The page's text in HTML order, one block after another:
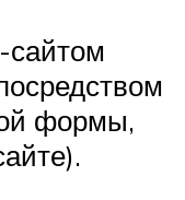
сайтом
формы,